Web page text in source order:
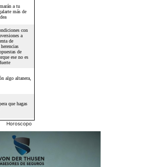
Horoscopo